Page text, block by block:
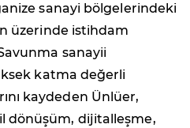
sanayi bölgelerindeki
üzerinde istihdam
sanayii
katma değerli
kaydeden Ünlüer,
dönüşüm, dijitalleşme,